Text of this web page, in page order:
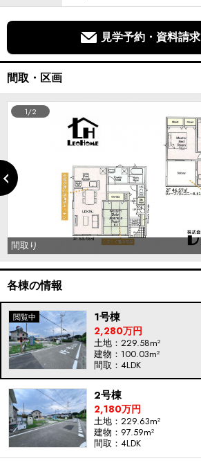
見学予約・資料請求
間取・区画
間取り
1/2
各棟の情報
1号棟
2,280万円
土地：229.58m²
建物：100.03m²
間取：4LDK
2号棟
2,180万円
土地：229.63m²
建物：97.59m²
間取：4LDK